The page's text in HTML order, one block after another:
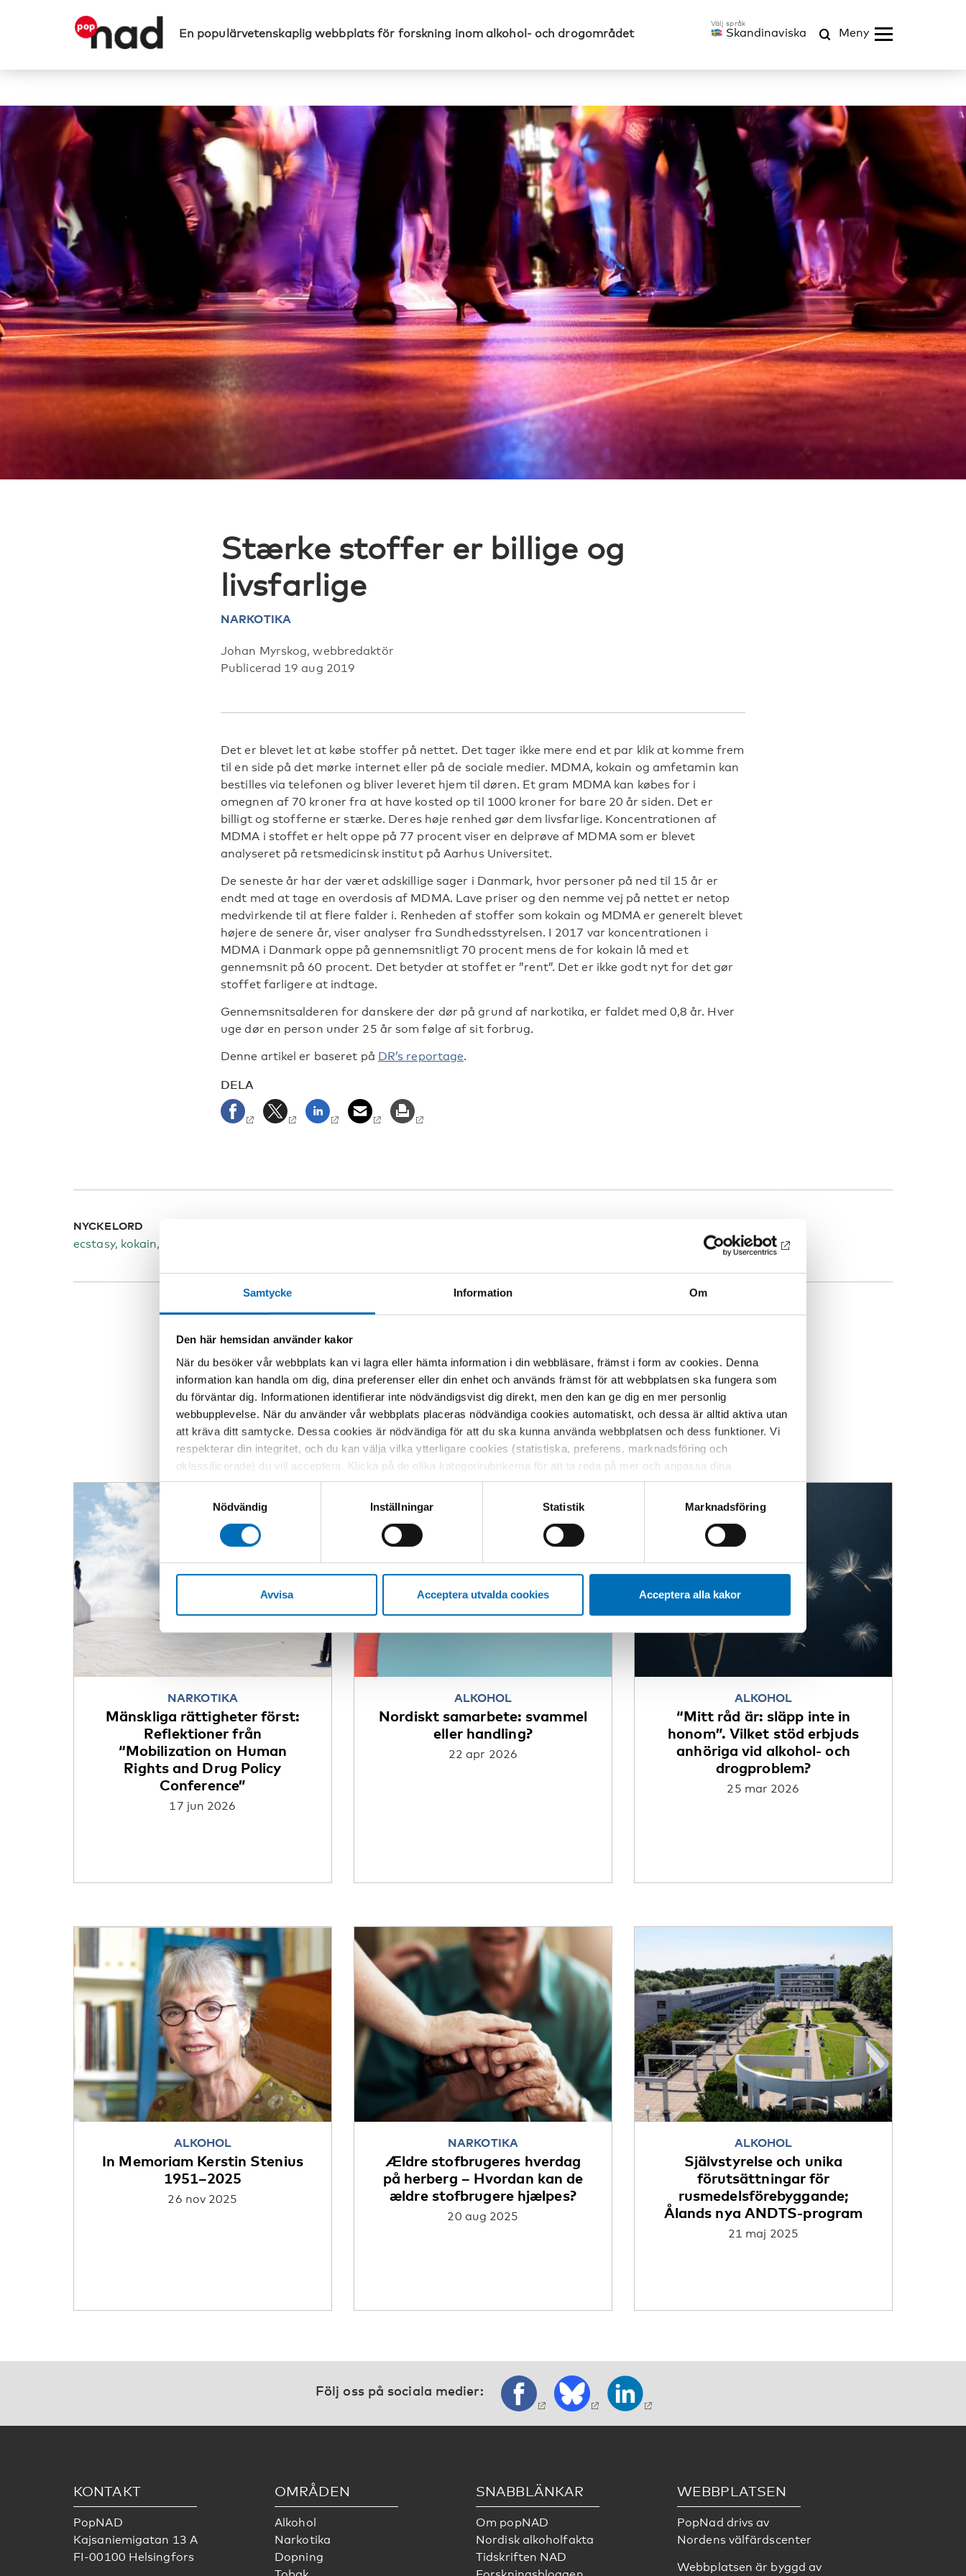
Samtycke Information Om
Den här hemsidan använder kakor
När du besöker vår webbplats kan vi lagra eller hämta information i din webbläsare, främst i form av cookies. Denna
information kan handla om dig, dina preferenser eller din enhet och används främst för att webbplatsen ska fungera som
du förväntar dig. Informationen identifierar inte nödvändigsvist dig direkt, men den kan ge dig en mer personlig
webbupplevelse. När du använder vår webbplats placeras nödvändiga cookies automatiskt, och dessa är alltid aktiva utan
att kräva ditt samtycke. Dessa cookies är nödvändiga för att du ska kunna använda webbplatsen och dess funktioner. Vi
respekterar din integritet, och du kan välja vilka ytterligare cookies (statistiska, preferens, marknadsföring och
oklassificerade) du vill acceptera. Klicka på de olika kategorirubrikerna för att ta reda på mer och anpassa dina
inställningar för cookies. Observera att blockering av cookies kan påverka din upplevelse av webbplatsen och de tjänster
vi erbjuder. Om du har besökt vår webbplats tidigare och accepterat användningen av cookies kan du alltid radera dem
genom att navigera till sekretessinställningarna i din webbläsare.
Samtyckesval
Nödvändig
Inställningar Statistik Marknadsföring
Avvisa Acceptera utvalda cookies Acceptera alla kakor
En populärvetenskaplig webbplats för forskning inom alkohol- och drogområdet Skandinaviska Meny
Stærke stoffer er billige og
livsfarlige
NARKOTIKA
Johan Myrskog, webbredaktör
Publicerad 19 aug 2019
Det er blevet let at købe stoffer på nettet. Det tager ikke mere end et par klik at komme frem
til en side på det mørke internet eller på de sociale medier. MDMA, kokain og amfetamin kan
bestilles via telefonen og bliver leveret hjem til døren. Et gram MDMA kan købes for i
omegnen af 70 kroner fra at have kosted op til 1000 kroner for bare 20 år siden. Det er
billigt og stofferne er stærke. Deres høje renhed gør dem livsfarlige. Koncentrationen af
MDMA i stoffet er helt oppe på 77 procent viser en delprøve af MDMA som er blevet
analyseret på retsmedicinsk institut på Aarhus Universitet.
De seneste år har der været adskillige sager i Danmark, hvor personer på ned til 15 år er
endt med at tage en overdosis af MDMA. Lave priser og den nemme vej på nettet er netop
medvirkende til at flere falder i. Renheden af stoffer som kokain og MDMA er generelt blevet
højere de senere år, viser analyser fra Sundhedsstyrelsen. I 2017 var koncentrationen i
MDMA i Danmark oppe på gennemsnitligt 70 procent mens de for kokain lå med et
gennemsnit på 60 procent. Det betyder at stoffet er ”rent”. Det er ikke godt nyt for det gør
stoffet farligere at indtage.
Gennemsnitsalderen for danskere der dør på grund af narkotika, er faldet med 0,8 år. Hver
uge dør en person under 25 år som følge af sit forbrug.
Denne artikel er baseret på DR’s reportage.
DELA
NYCKELORD
ecstasy, kokain, MDMA, stoffer
Relaterat innehåll
NARKOTIKA
Mänskliga rättigheter först:
Reflektioner från
“Mobilization on Human
Rights and Drug Policy
Conference”
17 jun 2026
ALKOHOL
Nordiskt samarbete: svammel
eller handling?
22 apr 2026
ALKOHOL
“Mitt råd är: släpp inte in
honom”. Vilket stöd erbjuds
anhöriga vid alkohol- och
drogproblem?
25 mar 2026
ALKOHOL
In Memoriam Kerstin Stenius
1951–2025
26 nov 2025
NARKOTIKA
Ældre stofbrugeres hverdag
på herberg – Hvordan kan de
ældre stofbrugere hjælpes?
20 aug 2025
ALKOHOL
Självstyrelse och unika
förutsättningar för
rusmedelsförebyggande;
Ålands nya ANDTS-program
21 maj 2025
Följ oss på sociala medier:
KONTAKT
PopNAD
Kajsaniemigatan 13 A
FI-00100 Helsingfors
OMRÅDEN
Alkohol
Narkotika
Dopning
SNABBLÄNKAR
Om popNAD
Nordisk alkoholfakta
Tidskriften NAD
WEBBPLATSEN
PopNad drivs av
Nordens välfärdscenter
Webbplatsen är byggd av